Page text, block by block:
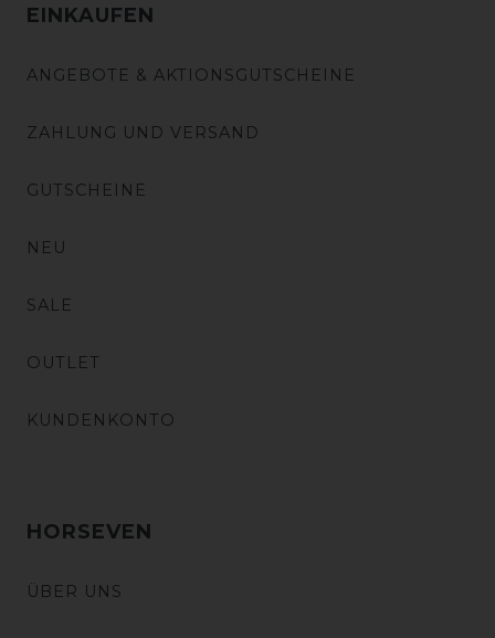
EINKAUFEN
ANGEBOTE & AKTIONSGUTSCHEINE
ZAHLUNG UND VERSAND
GUTSCHEINE
NEU
SALE
OUTLET
KUNDENKONTO
HORSEVEN
ÜBER UNS